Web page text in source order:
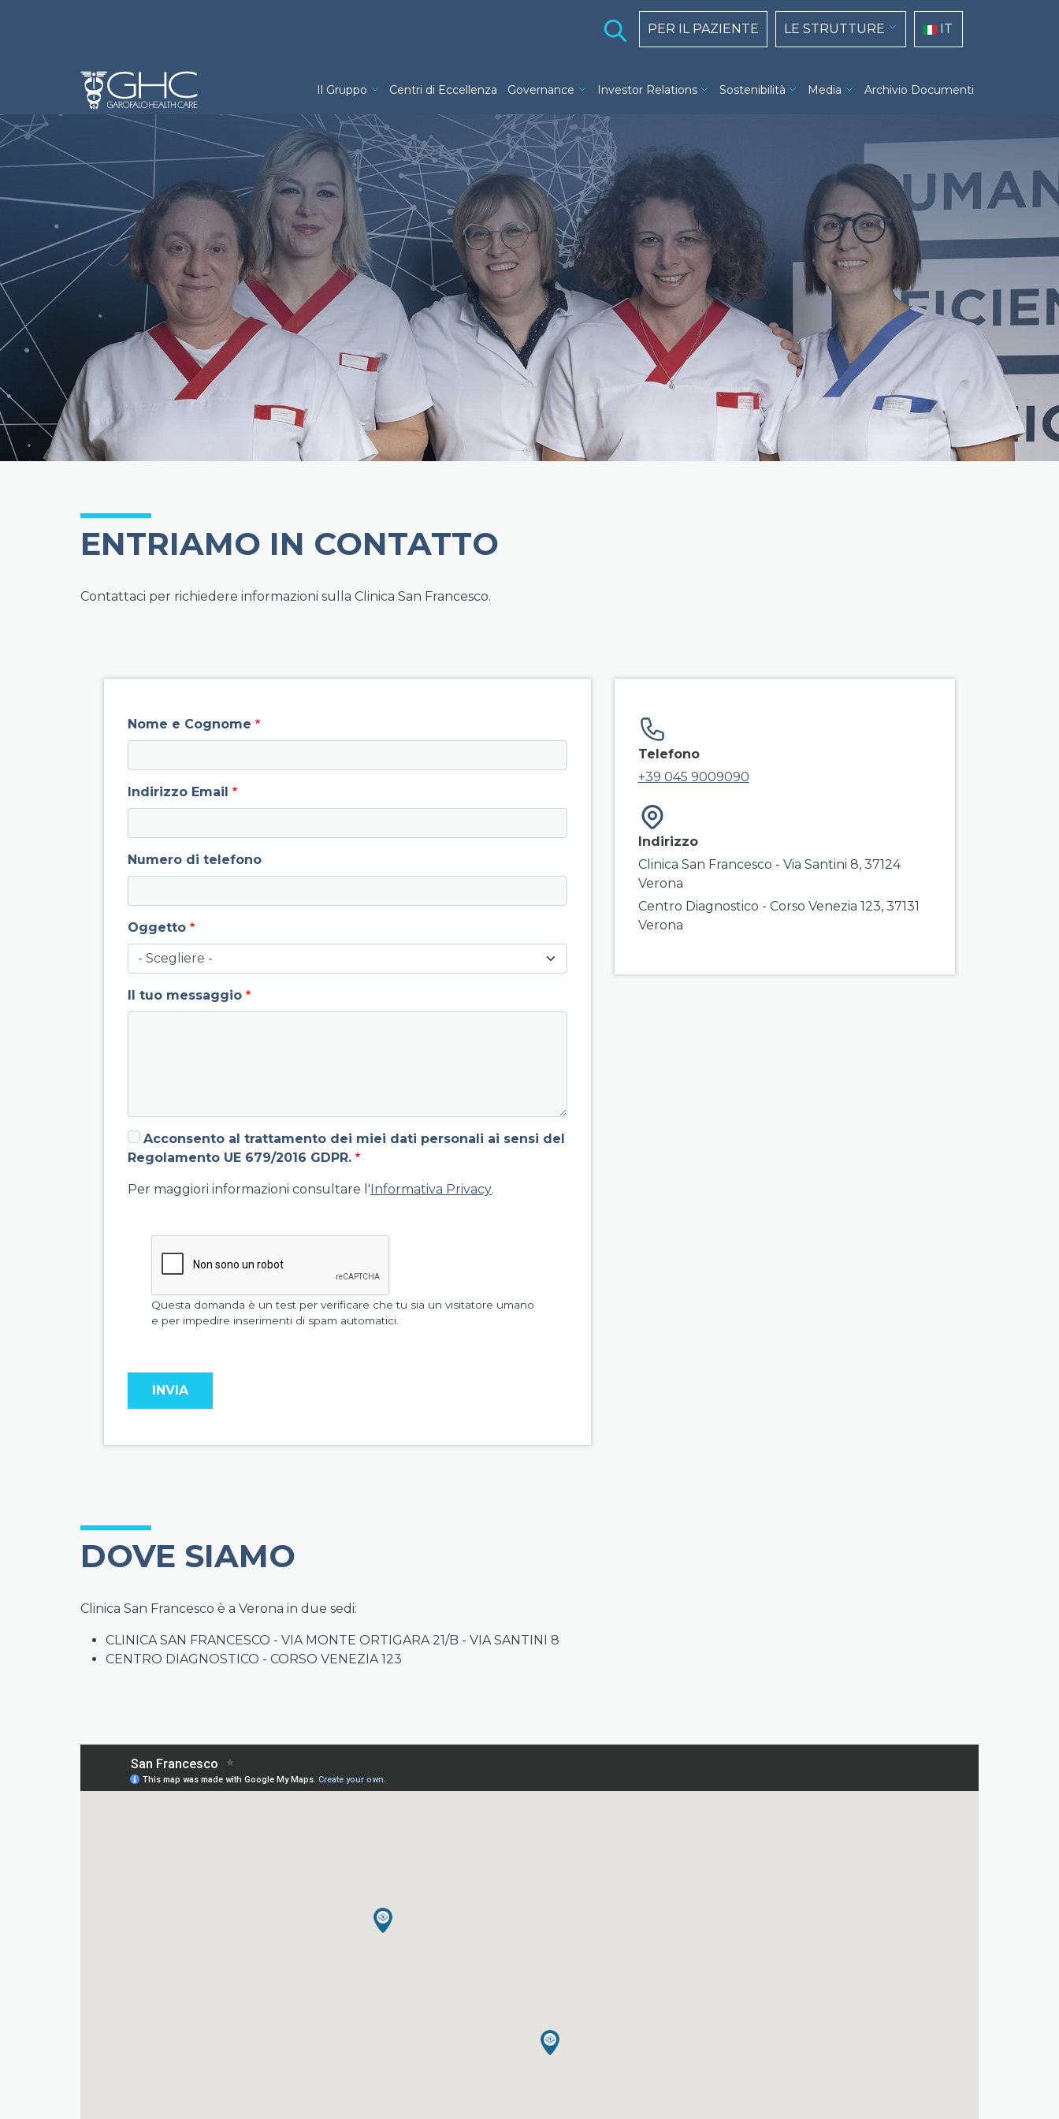
Holding top navigation
PER IL PAZIENTE LE STRUTTURE IT
Il Gruppo Centri di Eccellenza Governance Investor Relations Sostenibilità Media Archivio Documenti
ENTRIAMO IN CONTATTO
Contattaci per richiedere informazioni sulla Clinica San Francesco.
field group left
Nome e Cognome
Indirizzo Email
Numero di telefono
Oggetto
Il tuo messaggio
Acconsento al trattamento dei miei dati personali ai sensi del
Regolamento UE 679/2016 GDPR.
Per maggiori informazioni consultare l'Informativa Privacy.
Questa domanda è un test per verificare che tu sia un visitatore umano
e per impedire inserimenti di spam automatici.
field group right
Telefono
+39 045 9009090
Indirizzo
Clinica San Francesco - Via Santini 8, 37124
Verona
Centro Diagnostico - Corso Venezia 123, 37131
Verona
DOVE SIAMO
Clinica San Francesco è a Verona in due sedi:
CLINICA SAN FRANCESCO - VIA MONTE ORTIGARA 21/B - VIA SANTINI 8
CENTRO DIAGNOSTICO - CORSO VENEZIA 123